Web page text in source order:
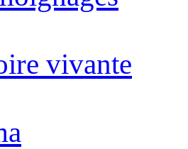
vivante